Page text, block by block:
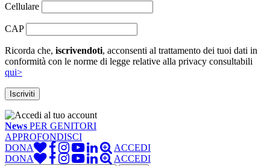
Cellulare
CAP
Ricorda che, iscrivendoti, acconsenti al trattamento dei tuoi dati in
conformità con le norme di legge relative alla privacy consultabili
qui>
News PER GENITORI
APPROFONDISCI
DONA
ACCEDI
DONA
ACCEDI